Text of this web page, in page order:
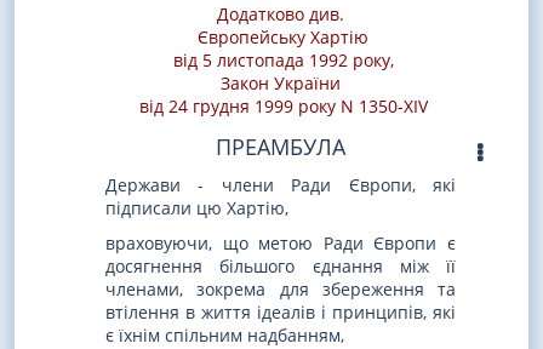
Додатково див.
Європейську Хартію
від 5 листопада 1992 року,
Закон України
від 24 грудня 1999 року N 1350-XIV
ПРЕАМБУЛА
Держави - члени Ради Європи, які
підписали цю Хартію,
враховуючи, що метою Ради Європи є
досягнення більшого єднання між її
членами, зокрема для збереження та
втілення в життя ідеалів і принципів, які
є їхнім спільним надбанням,